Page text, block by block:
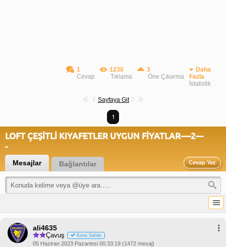
1
Cevap
1230
Tıklama
3
Öne Çıkarma
Daha
Fazla
İstatistik
Sayfaya Git
1
LOFT ÇEŞİTLİ KIYAFETLER UYGUN FİYATLAR----2---
-
Mesajlar Bağlantılar Cevap Yaz
ali4635
Çavuş Konu Sahibi
05 Haziran 2023 Pazartesi 00:33:19 (1472 mesaj)